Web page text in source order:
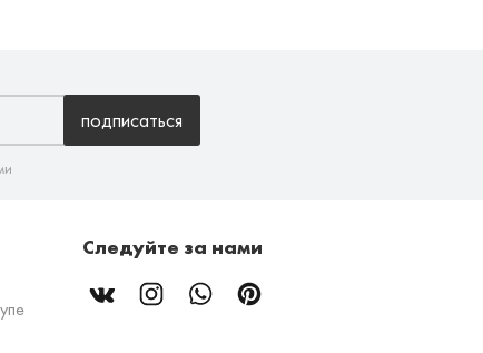
подписаться
Следуйте за нами